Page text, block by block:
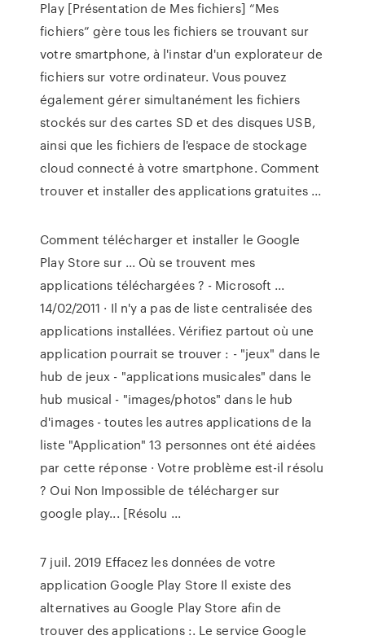
Play [Présentation de Mes fichiers] “Mes
fichiers” gère tous les fichiers se trouvant sur
votre smartphone, à l'instar d'un explorateur de
fichiers sur votre ordinateur. Vous pouvez
également gérer simultanément les fichiers
stockés sur des cartes SD et des disques USB,
ainsi que les fichiers de l'espace de stockage
cloud connecté à votre smartphone. Comment
trouver et installer des applications gratuites ...
Comment télécharger et installer le Google
Play Store sur ... Où se trouvent mes
applications téléchargées ? - Microsoft ...
14/02/2011 · Il n'y a pas de liste centralisée des
applications installées. Vérifiez partout où une
application pourrait se trouver : - "jeux" dans le
hub de jeux - "applications musicales" dans le
hub musical - "images/photos" dans le hub
d'images - toutes les autres applications de la
liste "Application" 13 personnes ont été aidées
par cette réponse · Votre problème est-il résolu
? Oui Non Impossible de télécharger sur
google play... [Résolu ...
7 juil. 2019 Effacez les données de votre
application Google Play Store Il existe des
alternatives au Google Play Store afin de
trouver des applications :. Le service Google